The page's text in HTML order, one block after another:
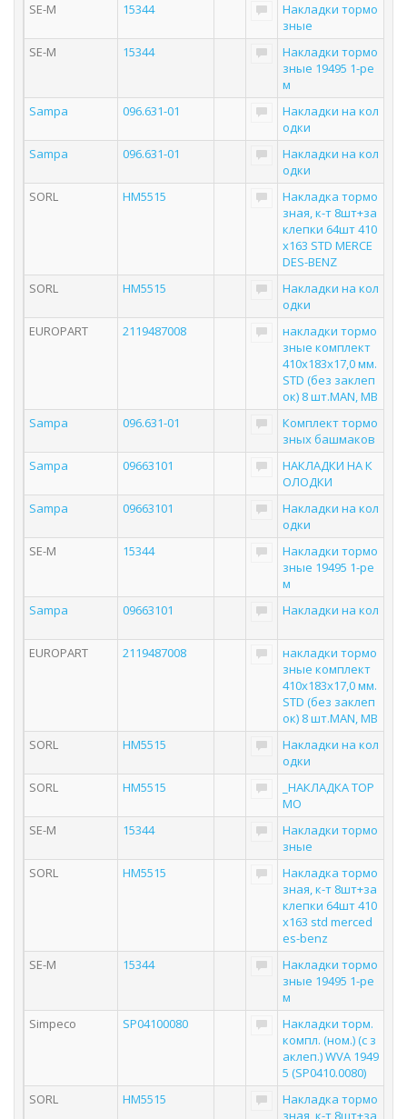
SE-M
15344
Накладки тормо
зные
SE-M
15344
Накладки тормо
зные 19495 1-ре
м
Sampa
096.631-01
Накладки на кол
одки
Sampa
096.631-01
Накладки на кол
одки
SORL
HM5515
Накладка тормо
зная, к-т 8шт+за
клепки 64шт 410
x163 STD MERCE
DES-BENZ
SORL
HM5515
Накладки на кол
одки
EUROPART
2119487008
накладки тормо
зные комплект
410x183x17,0 мм.
STD (без заклеп
ок) 8 шт.MAN, MB
Sampa
096.631-01
Комплект тормо
зных башмаков
Sampa
09663101
НАКЛАДКИ НА К
ОЛОДКИ
Sampa
09663101
Накладки на кол
одки
SE-M
15344
Накладки тормо
зные 19495 1-ре
м
Sampa
09663101 Накладки на кол
EUROPART 2119487008
накладки тормо
зные комплект
410x183x17,0 мм.
STD (без заклеп
ок) 8 шт.MAN, MB
SORL
HM5515
Накладки на кол
одки
SORL
HM5515
_НАКЛАДКА ТОР
МО
SE-M
15344
Накладки тормо
зные
SORL
HM5515
Накладка тормо
зная, к-т 8шт+за
клепки 64шт 410
x163 std merced
es-benz
SE-M
15344
Накладки тормо
зные 19495 1-ре
м
Simpeco
SP04100080
Накладки торм.
компл. (ном.) (с з
аклеп.) WVA 1949
5 (SP0410.0080)
SORL
HM5515
Накладка тормо